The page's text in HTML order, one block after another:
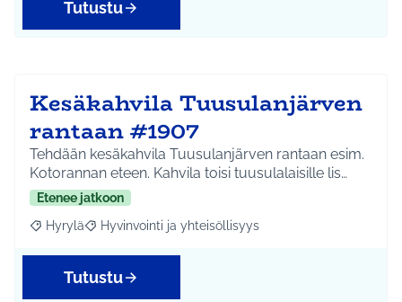
Tutustu
Kesäkahvila Tuusulanjärven
rantaan #1907
Tehdään kesäkahvila Tuusulanjärven rantaan esim.
Kotorannan eteen. Kahvila toisi tuusulalaisille lis…
Etenee jatkoon
Rajaa tulokset aihepiirin mukaan: Hyrylä
Hyrylä Rajaa tulokset teeman mukaan: Hyvinvointi ja
Hyvinvointi ja yhteisöllisyys
Tutustu